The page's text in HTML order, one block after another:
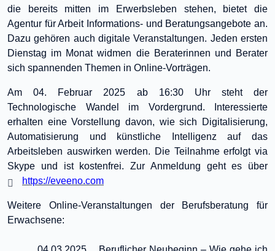
die bereits mitten im Erwerbsleben stehen, bietet die
Agentur für Arbeit Informations- und Beratungsangebote an.
Dazu gehören auch digitale Veranstaltungen. Jeden ersten
Dienstag im Monat widmen die Beraterinnen und Berater
sich spannenden Themen in Online-Vorträgen.
Am 04. Februar 2025 ab 16:30 Uhr steht der
Technologische Wandel im Vordergrund. Interessierte
erhalten eine Vorstellung davon, wie sich Digitalisierung,
Automatisierung und künstliche Intelligenz auf das
Arbeitsleben auswirken werden. Die Teilnahme erfolgt via
Skype und ist kostenfrei. Zur Anmeldung geht es über
https://eveeno.com
Weitere Online-Veranstaltungen der Berufsberatung für
Erwachsene: